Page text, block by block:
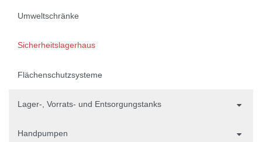
Umweltschränke
Sicherheitslagerhaus
Flächenschutzsysteme
Lager-, Vorrats- und Entsorgungstanks
Handpumpen